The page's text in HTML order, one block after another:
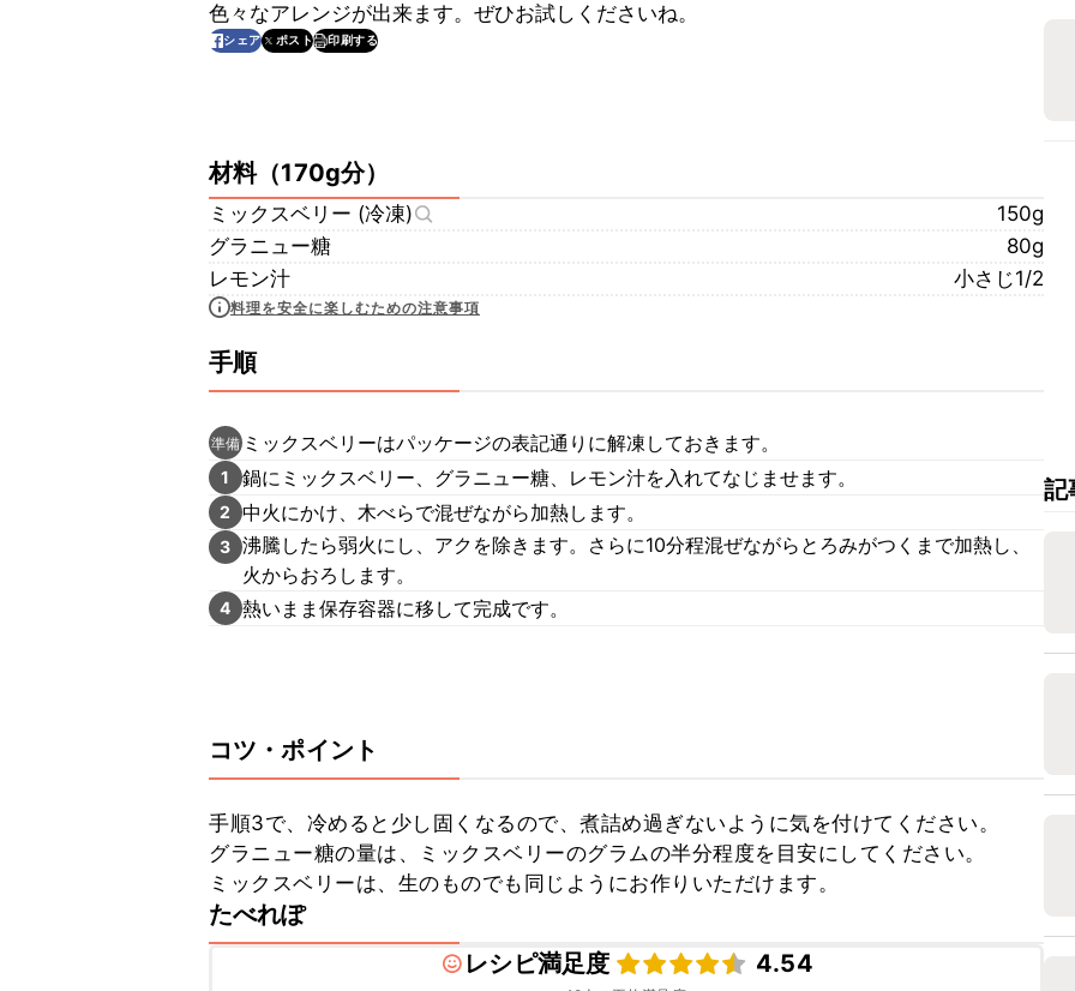
色々なアレンジが出来ます。ぜひお試しくださいね。
シェア ポスト 印刷する
材料（170g分）
ミックスベリー (冷凍)
150g
グラニュー糖
80g
レモン汁
小さじ1/2
料理を安全に楽しむための注意事項
手順
準備 ミックスベリーはパッケージの表記通りに解凍しておきます。
1 鍋にミックスベリー、グラニュー糖、レモン汁を入れてなじませます。
2 中火にかけ、木べらで混ぜながら加熱します。
3 沸騰したら弱火にし、アクを除きます。さらに10分程混ぜながらとろみがつくまで加熱し、
火からおろします。
4 熱いまま保存容器に移して完成です。
コツ・ポイント
手順3で、冷めると少し固くなるので、煮詰め過ぎないように気を付けてください。
グラニュー糖の量は、ミックスベリーのグラムの半分程度を目安にしてください。
ミックスベリーは、生のものでも同じようにお作りいただけます。
たべれぽ
レシピ満足度
4.54
記